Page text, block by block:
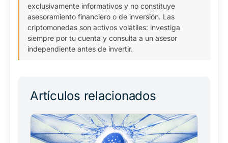
exclusivamente informativos y no constituye
asesoramiento financiero o de inversión. Las
criptomonedas son activos volátiles: investiga
siempre por tu cuenta y consulta a un asesor
independiente antes de invertir.
Artículos relacionados